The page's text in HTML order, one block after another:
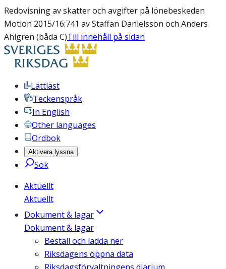
Redovisning av skatter och avgifter på lönebeskeden
Motion 2015/16:741 av Staffan Danielsson och Anders
Ahlgren (båda C)Till innehåll på sidan
Lättläst
Teckenspråk
In English
Other languages
Ordbok
Aktivera lyssna
Sök
Aktuellt
Aktuellt
Dokument & lagar
Dokument & lagar
Beställ och ladda ner
Riksdagens öppna data